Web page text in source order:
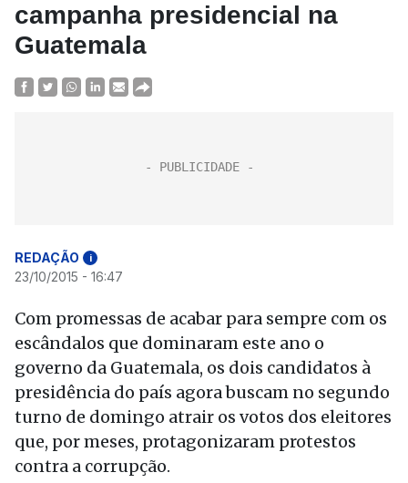
campanha presidencial na
Guatemala
REDAÇÃO i
23/10/2015 - 16:47
Com promessas de acabar para sempre com os
escândalos que dominaram este ano o
governo da Guatemala, os dois candidatos à
presidência do país agora buscam no segundo
turno de domingo atrair os votos dos eleitores
que, por meses, protagonizaram protestos
contra a corrupção.